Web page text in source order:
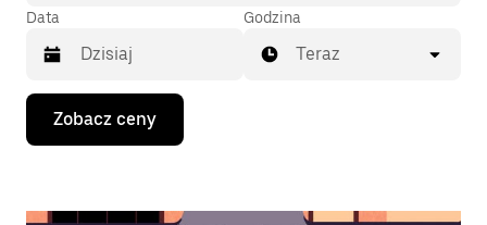
Data
Naciśnij
klawisz
strzałki
Godzina
Teraz
Zobacz ceny